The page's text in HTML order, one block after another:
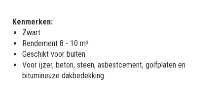
Kenmerken:
Zwart
Rendement 8 - 10 m²
Geschikt voor buiten
Voor ijzer, beton, steen, asbestcement, golfplaten en
bitumineuze dakbedekking.